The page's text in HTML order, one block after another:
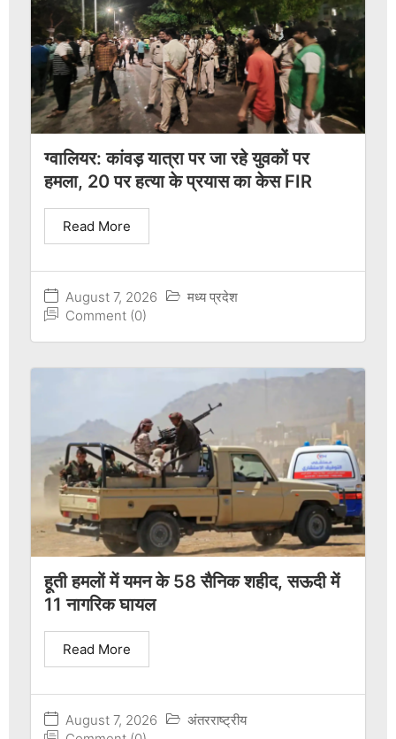
ग्वालियर: कांवड़ यात्रा पर जा रहे युवकों पर
हमला, 20 पर हत्या के प्रयास का केस FIR
August 7, 2026
मध्य प्रदेश
Comment (0)
Read More
हूती हमलों में यमन के 58 सैनिक शहीद, सऊदी में
11 नागरिक घायल
August 7, 2026
अंतरराष्ट्रीय
Read More